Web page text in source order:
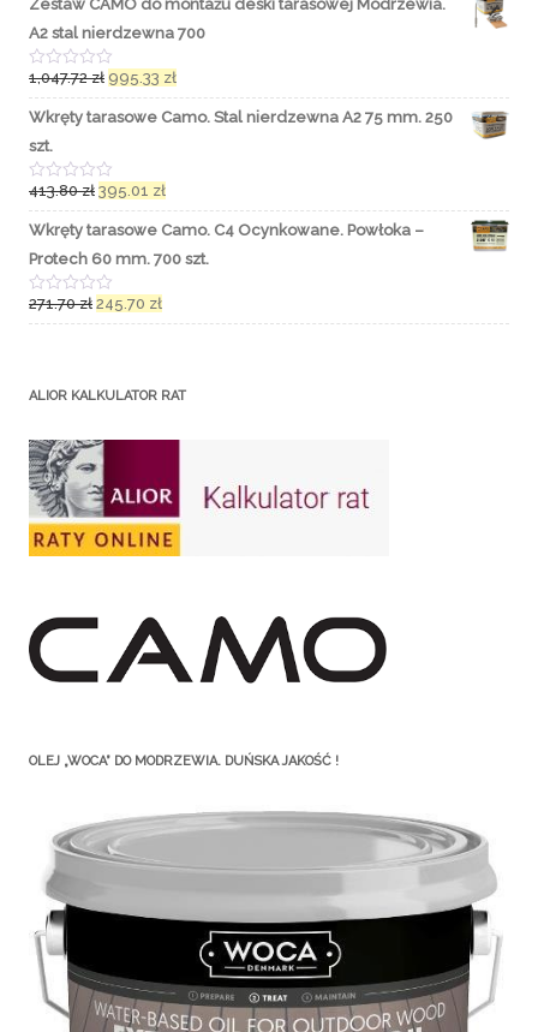
Zestaw CAMO do montażu deski tarasowej Modrzewia.
A2 stal nierdzewna 700
O
c
e
n
i
o
n
o
n
a
5
1,047.72zł 995.33 zł
Wkręty tarasowe Camo. Stal nierdzewna A2 75 mm. 250
szt.
O
c
e
n
i
o
n
o
413.80zł 395.01 zł
Wkręty tarasowe Camo. C4 Ocynkowane. Powłoka –
Protech 60 mm. 700 szt.
O
c
n
n
a
5
271.70zł 245.70 zł
ALIOR KALKULATOR RAT
OLEJ „WOCA” DO MODRZEWIA. DUŃSKA JAKOŚĆ !